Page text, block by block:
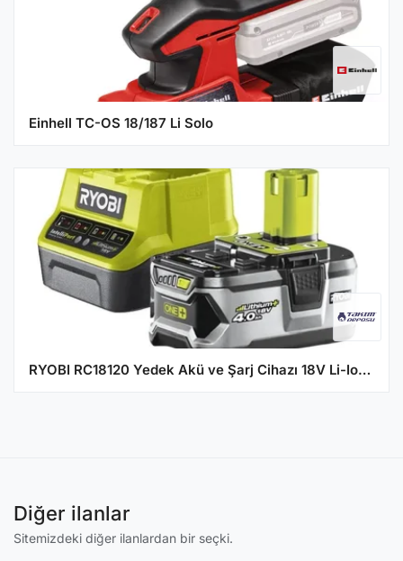
Einhell TC-OS 18/187 Li Solo
RYOBI RC18120 Yedek Akü ve Şarj Cihazı 18V Li-Ion 4Ah
Diğer ilanlar
Sitemizdeki diğer ilanlardan bir seçki.